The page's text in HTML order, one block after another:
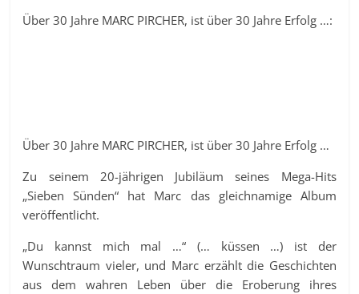
Über 30 Jahre MARC PIRCHER, ist über 30 Jahre Erfolg …:
Über 30 Jahre MARC PIRCHER, ist über 30 Jahre Erfolg …
Zu seinem 20-jährigen Jubiläum seines Mega-Hits
„Sieben Sünden“ hat Marc das gleichnamige Album
veröffentlicht.
„Du kannst mich mal …“ (… küssen …) ist der
Wunschtraum vieler, und Marc erzählt die Geschichten
aus dem wahren Leben über die Eroberung ihres